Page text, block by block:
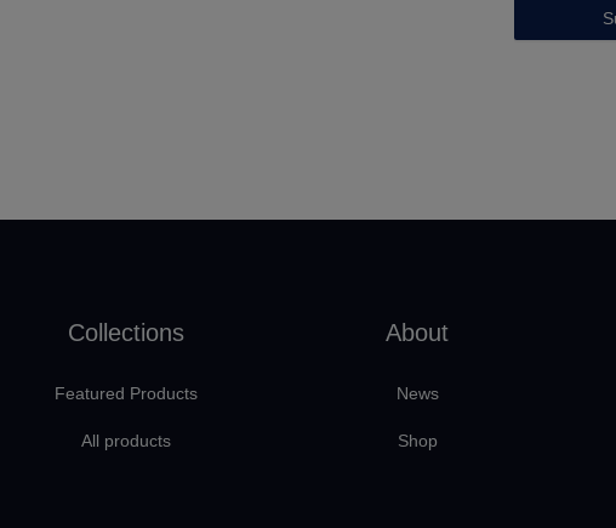
Collections
Featured Products
All products
About
News
Shop